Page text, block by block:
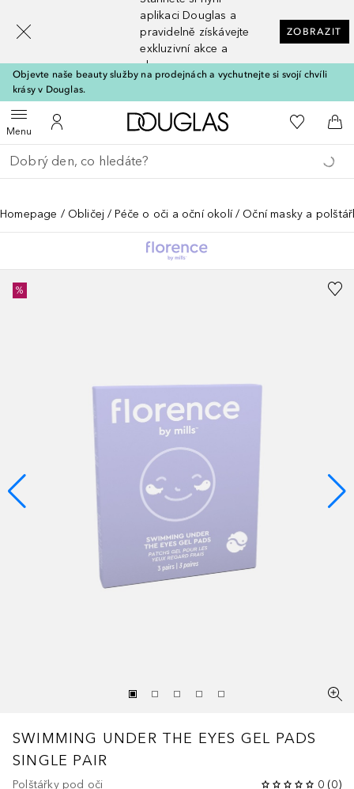
aplikaci Douglas a
pravidelně získávejte
exkluzivní akce a
slevy
ZOBRAZIT
Objevte naše beauty služby na prodejnách a vychutnejte si svojí chvíli
krásy v Douglas.
MenuOtevřít menuK mému účtu
Domů K mému
Do
Vraťte se
Proveďte vyhledávání
Homepage Obličej Péče o oči a oční okolí Oční masky a
%
SWIMMING UNDER THE EYES GEL PADS
SINGLE PAIR
Polštářky pod oči 0 (0)
[navigation.slideout.screenreader]